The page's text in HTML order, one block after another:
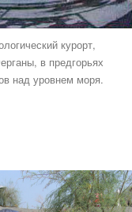
курорт,
в предгорьях
над уровнем моря.